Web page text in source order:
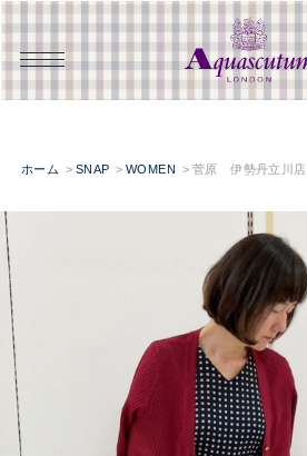
ホーム SNAP WOMEN 菅原 伊勢丹立川店